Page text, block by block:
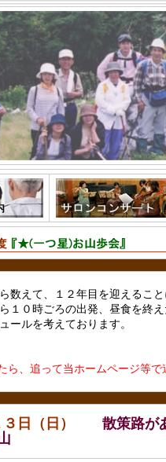
数えて、１２年目を迎えるこ
１０時ごろの出発、昼食を終
ールを考えております。
ら、追って当ホームページ等
日（日）
散策路が